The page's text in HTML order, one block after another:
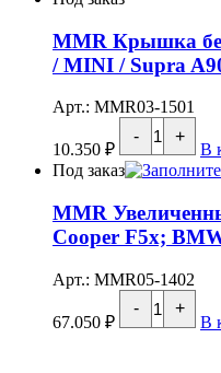
MMR Крышка
/ MINI / Supra
Арт.: MMR03-1501
10.350 ₽
-
товара
MMR
Крышка
с
пином
для
/
MINI
/
Supra
+
В
Под заказ
MMR
Cooper F5x;
Арт.: MMR05-1402
67.050 ₽
-
товара
MMR
+
В